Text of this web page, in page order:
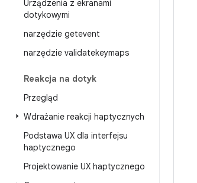
Urządzenia z ekranami
dotykowymi
narzędzie getevent
narzędzie validatekeymaps
Reakcja na dotyk
Przegląd
Wdrażanie reakcji haptycznych
Podstawa UX dla interfejsu
haptycznego
Projektowanie UX haptycznego